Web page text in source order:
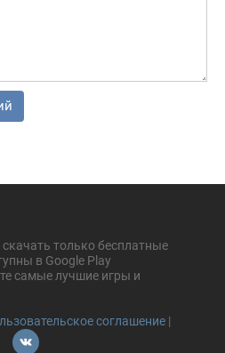
только бесплатные
в Google Play
самые лучшие игры и
соглашение |